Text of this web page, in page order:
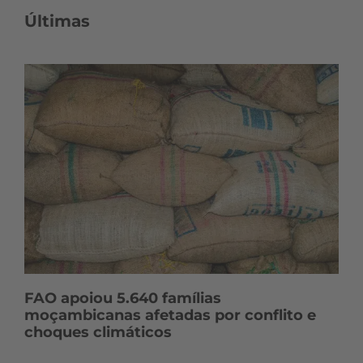
o
t
e
ú
d
o
s
Últimas
FAO apoiou 5.640 famílias
moçambicanas afetadas por conflito e
choques climáticos